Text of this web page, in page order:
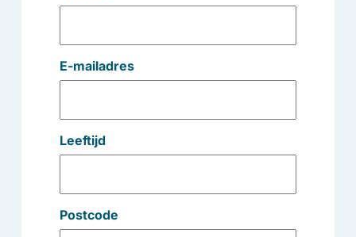
E-mailadres
Leeftijd
Postcode